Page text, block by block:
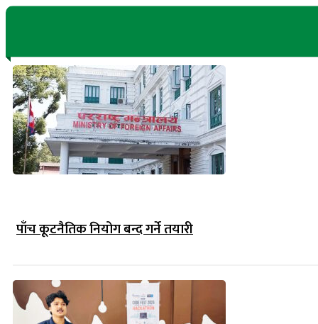
पाँच कूटनैतिक नियोग बन्द गर्ने तयारी